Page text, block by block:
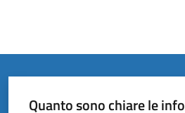
Quanto sono chiare le